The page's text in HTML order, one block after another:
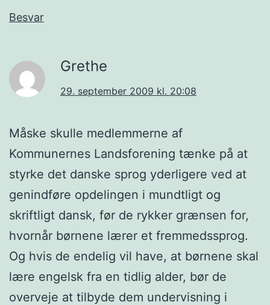
Besvar
Grethe
29. september 2009 kl. 20:08
Måske skulle medlemmerne af
Kommunernes Landsforening tænke på at
styrke det danske sprog yderligere ved at
genindføre opdelingen i mundtligt og
skriftligt dansk, før de rykker grænsen for,
hvornår børnene lærer et fremmedssprog.
Og hvis de endelig vil have, at børnene skal
lære engelsk fra en tidlig alder, bør de
overveje at tilbyde dem undervisning i